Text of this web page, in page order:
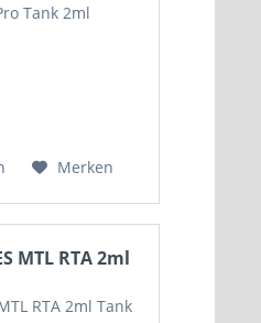
Tank 2ml
Merken
MTL RTA 2ml
RTA 2ml Tank